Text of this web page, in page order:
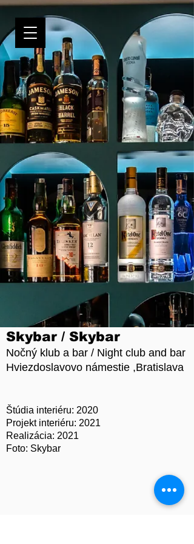
Skybar / Skybar
Nočný klub a bar / Night club and bar
Hviezdoslavovo námestie ,Bratislava
Štúdia interiéru: 2020
Projekt interiéru: 2021
Realizácia: 2021
Foto: Skybar